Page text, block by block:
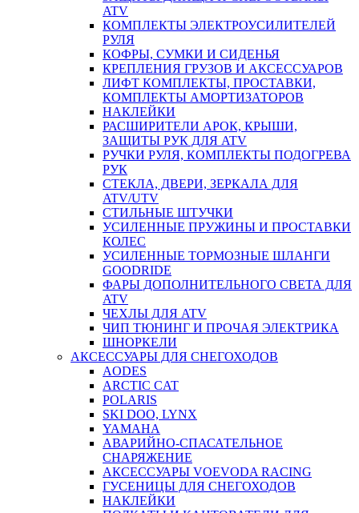
ATV
КОМПЛЕКТЫ ЭЛЕКТРОУСИЛИТЕЛЕЙ
РУЛЯ
КОФРЫ, СУМКИ И СИДЕНЬЯ
КРЕПЛЕНИЯ ГРУЗОВ И АКСЕССУАРОВ
ЛИФТ КОМПЛЕКТЫ, ПРОСТАВКИ,
КОМПЛЕКТЫ АМОРТИЗАТОРОВ
НАКЛЕЙКИ
РАСШИРИТЕЛИ АРОК, КРЫШИ,
ЗАЩИТЫ РУК ДЛЯ ATV
РУЧКИ РУЛЯ, КОМПЛЕКТЫ ПОДОГРЕВА
РУК
СТЕКЛА, ДВЕРИ, ЗЕРКАЛА ДЛЯ
ATV/UTV
СТИЛЬНЫЕ ШТУЧКИ
УСИЛЕННЫЕ ПРУЖИНЫ И ПРОСТАВКИ
КОЛЕС
УСИЛЕННЫЕ ТОРМОЗНЫЕ ШЛАНГИ
GOODRIDE
ФАРЫ ДОПОЛНИТЕЛЬНОГО СВЕТА ДЛЯ
ATV
ЧЕХЛЫ ДЛЯ ATV
ЧИП ТЮНИНГ И ПРОЧАЯ ЭЛЕКТРИКА
ШНОРКЕЛИ
АКСЕССУАРЫ ДЛЯ СНЕГОХОДОВ
AODES
ARCTIC CAT
POLARIS
SKI DOO, LYNX
YAMAHA
АВАРИЙНО-СПАСАТЕЛЬНОЕ
СНАРЯЖЕНИЕ
АКСЕССУАРЫ VOEVODA RACING
ГУСЕНИЦЫ ДЛЯ СНЕГОХОДОВ
НАКЛЕЙКИ